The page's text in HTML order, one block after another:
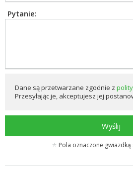
Pytanie:
Dane są przetwarzane zgodnie z
Przesyłając je, akceptujesz jej
Wyślij
Pola oznaczone gwiazdką